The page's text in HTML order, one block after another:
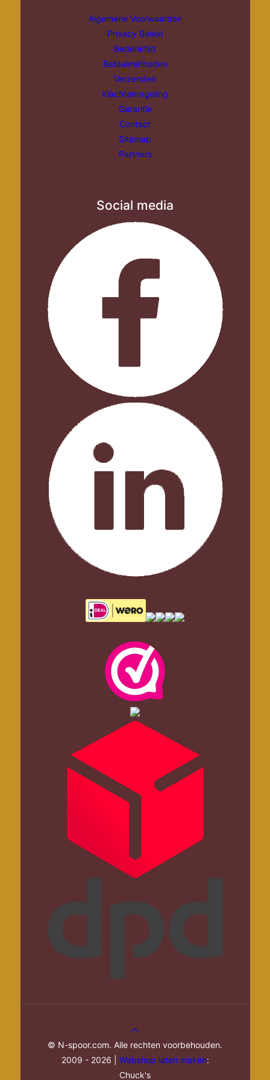
Bouwpakketten
Overige
Treinen
Bouwpakketten
Overige
Algemene Voorwaarden
Privacy Beleid
Bedenktijd
Betaalmethoden
Verzenden
Klachtenregeling
Garantie
Contact
Sitemap
Partners
Social media
© N-spoor.com. Alle rechten voorbehouden.
2009 - 2026 | Webshop laten maken:
Chuck's